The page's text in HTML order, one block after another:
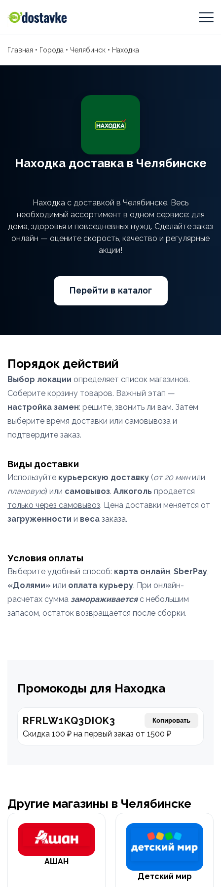
Главная • Города • Челябинск • Находка
Находка доставка в Челябинске
Находка с доставкой в Челябинске. Весь
необходимый ассортимент в одном сервисе: для
дома, здоровья и повседневных нужд. Сделайте заказ
онлайн — оцените скорость, качество и регулярные
акции!
Перейти в каталог
Порядок действий
Выбор локации определяет список магазинов.
Соберите корзину товаров. Важный этап —
настройка замен: решите, звонить ли вам. Затем
выберите время доставки или самовывоза и
подтвердите заказ.
Виды доставки
Используйте курьерскую доставку (от 20 минили
плановую) или самовывоз. Алкоголь продается
только через самовывоз. Цена доставки меняется от
загруженности и веса заказа.
Условия оплаты
Выберите удобный способ: карта онлайн, SberPay,
«Долями» или оплата курьеру. При онлайн-
расчетах сумма замораживаетсяс небольшим
запасом, остаток возвращается после сборки.
Промокоды для Находка
RFRLW1KQ3DIOK3 Копировать
Скидка 100 ₽ на первый заказ от 1500 ₽
Другие магазины в Челябинске
АШАН
Детский мир